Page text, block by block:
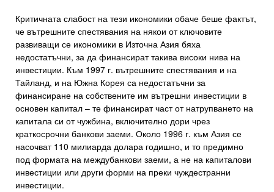
Критичната слабост на тези икономики обаче беше фактът,
че вътрешните спестявания на някои от ключовите
развиващи се икономики в Източна Азия бяха
недостатъчни, за да финансират такива високи нива на
инвестиции. Към 1997 г. вътрешните спестявания и на
Тайланд, и на Южна Корея са недостатъчни за
финансиране на собствените им вътрешни инвестиции в
основен капитал – те финансират част от натрупването на
капитала си от чужбина, включително дори чрез
краткосрочни банкови заеми. Около 1996 г. към Азия се
насочват 110 милиарда долара годишно, и то предимно
под формата на междубанкови заеми, а не на капиталови
инвестиции или други форми на преки чуждестранни
инвестиции.